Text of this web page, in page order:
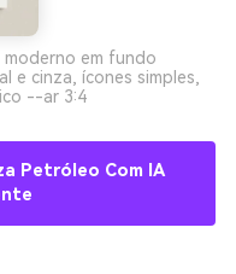
em fundo
e cinza, ícones simples,
--ar 3:4
Petróleo Com IA